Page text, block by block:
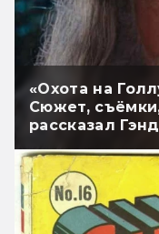
«Охота на
Сюжет,
рассказал